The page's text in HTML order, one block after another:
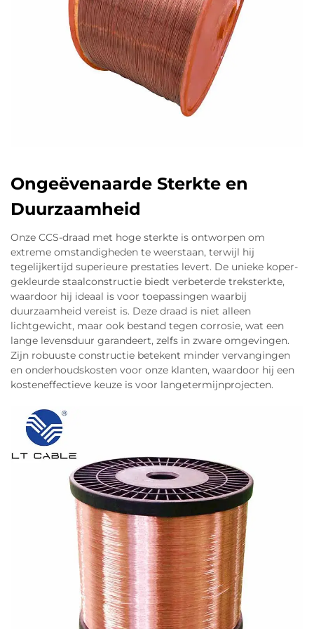
voor onderdelen zoals ADAS-sensoren,
airconditioningscompressoren en 48-volt hybride
omvormers, die toch al geen uitzonderlijk hoge
geleidbaarheid nodig hebben. Bij hogere
spanningen is het slechtere elektrische
geleidingsvermogen van aluminium minder
kritiek, omdat vermogensverlies gebaseerd is op
ingenieurs moeten oppassen voor warmteopbouw
tijdens snelladen en ervoor moeten zorgen dat
kabels gebundeld zijn of zich bevinden in
gebieden met slechte luchtcirculatie. Combineer
correcte beëindigingstechnieken met
standaardconforme vermoeidheidstesten en wat
krijgen we? Beter energierendement en meer
ruimte in voertuigen voor andere componenten,
terwijl de veiligheid gewaarborgd blijft en alles
duurzaam is binnen reguliere onderhoudscycli.
Ongeëvenaarde Sterkte en
Duurzaamheid
Onze CCS-draad met hoge sterkte is ontworpen om
extreme omstandigheden te weerstaan, terwijl hij
tegelijkertijd superieure prestaties levert. De unieke koper-
gekleurde staalconstructie biedt verbeterde treksterkte,
waardoor hij ideaal is voor toepassingen waarbij
duurzaamheid vereist is. Deze draad is niet alleen
lichtgewicht, maar ook bestand tegen corrosie, wat een
lange levensduur garandeert, zelfs in zware omgevingen.
Zijn robuuste constructie betekent minder vervangingen
en onderhoudskosten voor onze klanten, waardoor hij een
kosteneffectieve keuze is voor langetermijnprojecten.